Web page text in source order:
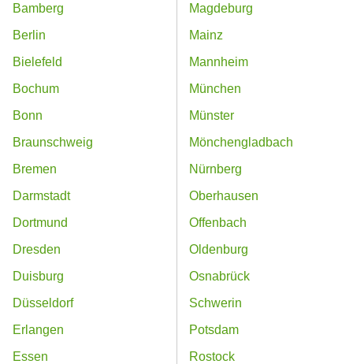
Bamberg
Berlin
Bielefeld
Bochum
Bonn
Braunschweig
Bremen
Darmstadt
Dortmund
Dresden
Duisburg
Düsseldorf
Erlangen
Essen
Magdeburg
Mainz
Mannheim
München
Münster
Mönchengladbach
Nürnberg
Oberhausen
Offenbach
Oldenburg
Osnabrück
Schwerin
Potsdam
Rostock